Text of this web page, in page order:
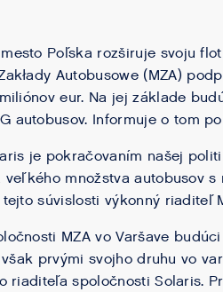
Poľska rozširuje svoju
Autobusowe (MZA)
eur. Na jej základe
autobusov. Informuje o tom
je pokračovaním našej
množstva autobusov s
súvislosti výkonný riaditeľ
MZA vo Varšave
prvými svojho druhu vo
riaditeľa spoločnosti Solaris.